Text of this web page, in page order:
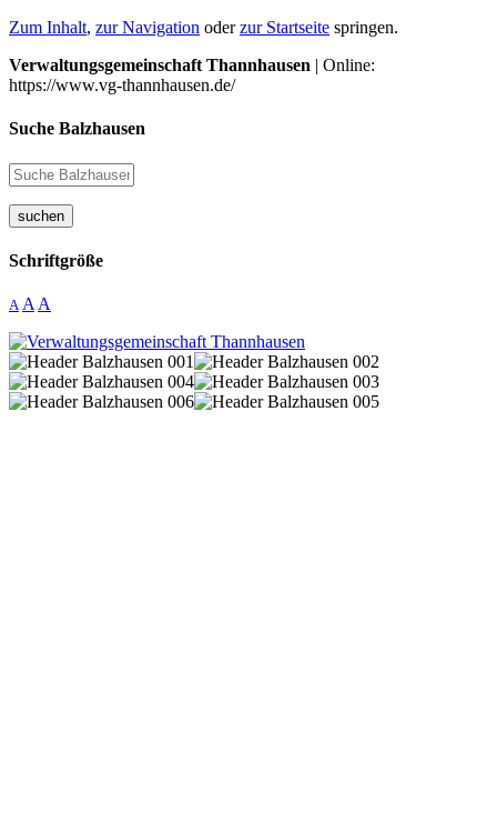
Zum Inhalt, zur Navigation oderzur Startseite springen.
Verwaltungsgemeinschaft Thannhausen | Online:
https://www.vg-thannhausen.de/
Suche Balzhausen
suchen
Schriftgröße
A A A